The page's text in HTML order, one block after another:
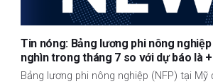
Tin nóng: Bảng lương phi nông
nghìn trong tháng 7 so với dự báo là
Bảng lương phi nông nghiệp (NFP) tại Mỹ